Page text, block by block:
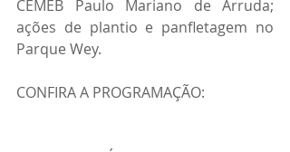
CEMEB Paulo Mariano de Arruda;
ações de plantio e panfletagem no
Parque Wey.
CONFIRA A PROGRAMAÇÃO: